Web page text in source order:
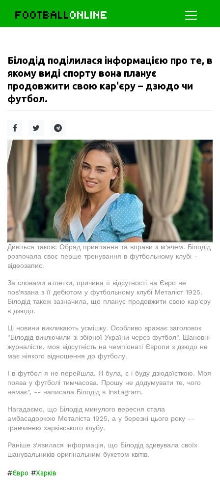
FOOTBALLONLINE
Білодід поділилася інформацією про те, в
якому виді спорту вона планує
продовжити свою кар'єру – дзюдо чи
футбол.
Дивіться також: Обряд привітання та вправи з м'ячем. Білодід
розпочала своє перше тренування в футбольному клубі -
відеозапис.
За словами атлетки, причина її відсутності на Євро не
пов'язана з її дебютом у футбольному клубі Металіст 1925.
Білодід також зазначила, що планує продовжити свою кар'єру
в дзюдо.
Ці новини викликають усмішку. Особливо вражає заголовок
"Білодід виключили зі збірної України через футбол". Шановні
журналісти, моя відсутність на чемпіонаті Європи з дзюдо не
має ніякого відношення до футболу.
І в футбол я не перейшла. Я була, є і буду дзюдоїсткою. Моя
поява у футболі тимчасова. Прошу не додумувати те, чого
немає", -- написала Білодід в Instagram.
Нагадаємо, що Білодід минулого вересня стала
амбасадоркою Металіста 1925, а у березні цього року --
гравчинею харківського клубу.
Раніше з'явилася інформація, що Білодід здивувала своїх
шанувальників оригінальним букетом квітів.
#Євро #Харків